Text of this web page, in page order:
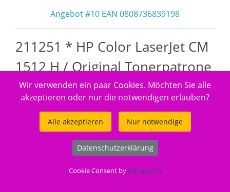
Angebot #10 EAN 0808736839198
211251 * HP Color LaserJet CM
1512 H / Original Tonerpatrone
gelb
Wir verwenden ein paar Cookies. Möchten Sie alle
akzeptieren oder nur die notwendigen erlauben?
Alle akzeptieren Nur notwendige
Datenschutzerklärung
Cookie Consent bytop-app.ch